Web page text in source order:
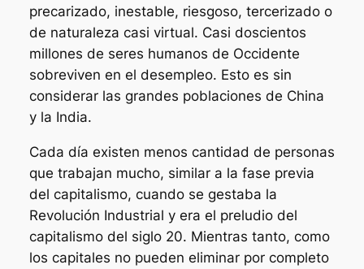
precarizado, inestable, riesgoso, tercerizado o
de naturaleza casi virtual. Casi doscientos
millones de seres humanos de Occidente
sobreviven en el desempleo. Esto es sin
considerar las grandes poblaciones de China
y la India.
Cada día existen menos cantidad de personas
que trabajan mucho, similar a la fase previa
del capitalismo, cuando se gestaba la
Revolución Industrial y era el preludio del
capitalismo del siglo 20. Mientras tanto, como
los capitales no pueden eliminar por completo